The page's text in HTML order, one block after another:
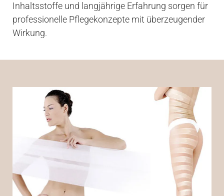
Inhaltsstoffe und langjährige Erfahrung sorgen für
professionelle Pflegekonzepte mit überzeugender
Wirkung.